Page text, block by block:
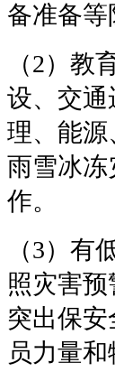
备准备等
（2）
设、交通
理、能源
雨雪冰冻
作。
（3）
照灾害
突出保
员力量